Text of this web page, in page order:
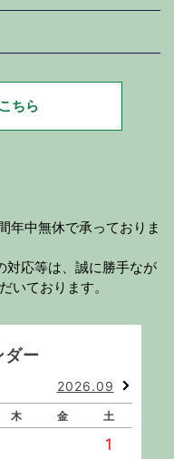
ちら
年中無休で承っておりま
対応等は、誠に勝手なが
いております。
ダー
2026.09
木 金 土
1